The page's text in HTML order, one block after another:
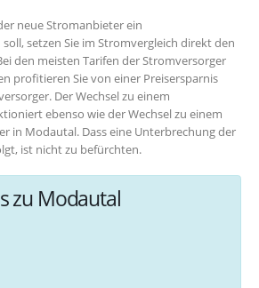
neue Stromanbieter ein
setzen Sie im Stromvergleich direkt den
den meisten Tarifen der Stromversorger
profitieren Sie von einer Preisersparnis
Der Wechsel zu einem
ebenso wie der Wechsel zu einem
in Modautal. Dass eine Unterbrechung der
ist nicht zu befürchten.
zu Modautal